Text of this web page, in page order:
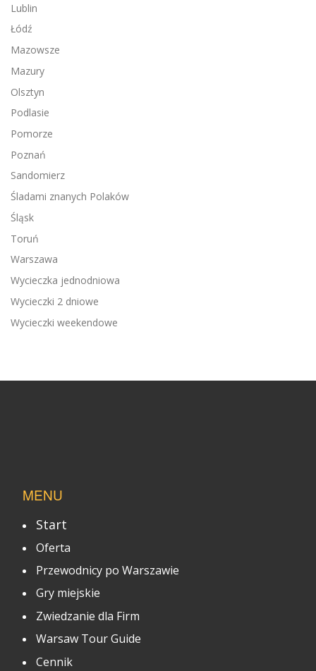
Lublin
Łódź
Mazowsze
Mazury
Olsztyn
Podlasie
Pomorze
Poznań
Sandomierz
Śladami znanych Polaków
Śląsk
Toruń
Warszawa
Wycieczka jednodniowa
Wycieczki 2 dniowe
Wycieczki weekendowe
MENU
Start
Oferta
Przewodnicy po Warszawie
Gry miejskie
Zwiedzanie dla Firm
Warsaw Tour Guide
Cennik